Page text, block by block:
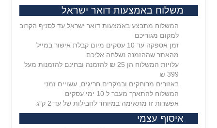
משלוח באמצעות דואר ישראל
המשלוח מתבצע באמצעות דואר ישראל עד לסניף הקרוב
למקום מגוריכם
זמן אספקה עד 10 עסקים מיום קבלת אישור במייל
מהאתר שההזמנה נשלחה אליכם
עלויות המשלוח הן 25 ₪ להזמנה ובחינם להזמנות מעל
399 ₪
באזורים מרוחקים ובמקרים חריגים, עשויים זמני
המשלוח להתארך מעבר ל 10 ימי עסקים
אפשרות זו מתאימה במיוחד לחבילות של עד 2 ק"ג
איסוף עצמי